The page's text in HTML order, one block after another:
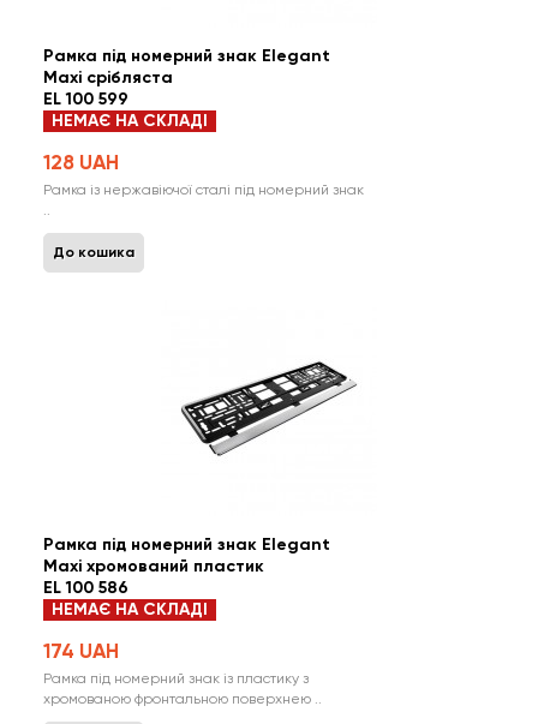
Рамка під номерний знак Elegant
Maxi срібляста
EL 100 599
НЕМАЄ НА СКЛАДІ
128 UAH
Рамка із нержавіючої сталі під номерний знак
..
До кошика
Рамка під номерний знак Elegant
Maxi хромований пластик
EL 100 586
НЕМАЄ НА СКЛАДІ
174 UAH
Рамка під номерний знак із пластику з
хромованою фронтальною поверхнею ..